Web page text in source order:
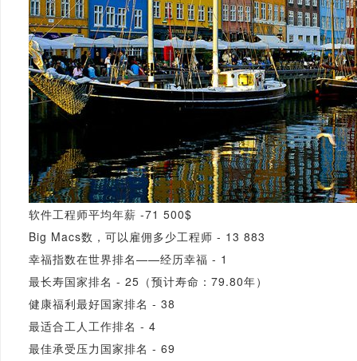
软件工程师平均年薪 -71 500$
Big Macs数，可以雇佣多少工程师 - 13 883
幸福指数在世界排名——经历幸福 - 1
最长寿国家排名 - 25（预计寿命：79.80年）
健康福利最好国家排名 - 38
最适合工人工作排名 - 4
最佳承受压力国家排名 - 69